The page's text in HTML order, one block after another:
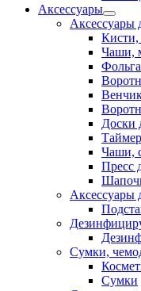
Аксессуары
Аксессуары
Кисти,
Чаши,
Фольга
Доски
Чаши,
Пресс
Аксессуары
Сумки,
Сумки